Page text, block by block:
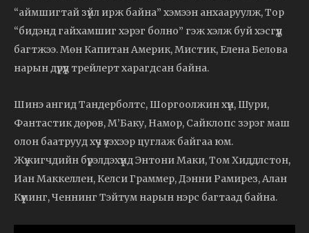
“аймшигтай зүйл ирж байна” хэмээн анхааруулж, Тор
“бидэнд гайхамшиг хэрэг болно” гэж хэлж буй хэсгүүд
багтжээ. Мөн Капитан Америк, Мистик, Елена Белова
нарын дүрүүд трейлерт харагдсан байна.
Шинэ ангид Тандерболтс, Шоргоолжин хүн, Шури,
Фантастик дөрөв, М’Баку, Намор, Сайклопс зэрэг маш
олон баатрууд хүч үзэхээр цуглаж байгаа юм.
Жүжигчдийн бүрэлдэхүүнд Энтони Маки, Том Хиддлстон,
Иан Маккеллен, Келси Граммер, Дэнни Рамирез, Алан
Күүминг, Ченнинг Тэйтум нарын нэрс багтаад байна.